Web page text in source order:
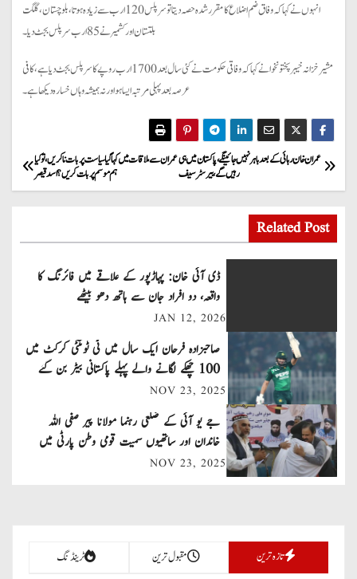
انہوں نے کہا کہ وفاق ضم اضلاع کا مقرر شدہ حصہ دیتا تو سرپلس 120 ارب سے زیادہ ہوتا، بلوچستان، گلگت
بلتستان اور کشمیر نے 85 ارب سرپلس بجٹ دیا۔
مشیر خزانہ خیبر پختونخوا نے کہا کہ وفاقی حکومت نے کئی سال بعد 1700 ارب روپے کا سرپلس بجٹ دیا ہے، کافی
عرصہ بعد پہلی مرتبہ ایسا ہوا ورنہ ہمیشہ وہاں خسارہ دیکھا ہے۔
P
o
s
t
a
v
i
g
a
o
عمران سے ملاقات میں کہا گیا سیاست پر بات نا کریں، تو کیا
ہم موسم پر بات کریں؟ اسد قیصر
عمران خان رہائی کے بعد باہر نہیں جائینگے ، پاکستان میں ہی
رہیں گے ، بیرسٹر سیف
Related Post
ڈی آئی خان: پہاڑپور کے علاقے میں فائرنگ کا
واقعہ، دو افراد جان سے ہاتھ دھو بیٹھے
JAN 12, 2026
صاحبزادہ فرحان ایک سال میں ٹی ٹوئنٹی کرکٹ میں
100 چھکے لگانے والے پہلے پاکستانی بیٹر بن گئے
NOV 23, 2025
جے یو آئی کے ضلعی رہنما مولانا پیر صفی اللہ
خاندان اور ساتھیوں سمیت قومی وطن پارٹی میں
شامل
NOV 23, 2025
تازہ ترین مقبول ترین ٹرینڈنگ